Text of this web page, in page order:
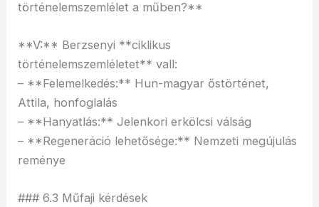
történelemszemlélet a műben?**
**V:** Berzsenyi **ciklikus
történelemszemléletet** vall:
– **Felemelkedés:** Hun-magyar őstörténet,
Attila, honfoglalás
– **Hanyatlás:** Jelenkori erkölcsi válság
– **Regeneráció lehetősége:** Nemzeti megújulás
reménye
### 6.3 Műfaji kérdések